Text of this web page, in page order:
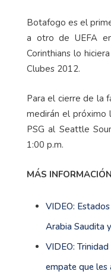
Botafogo es el
a otro de UEFA
Corinthians lo
Clubes 2012.
Para el cierre de la
medirán el
PSG al Seattle
1:00 p.m.
MÁS INFORMACIÓN
VIDEO:
Arabia Saudita
VIDEO:
empate que les